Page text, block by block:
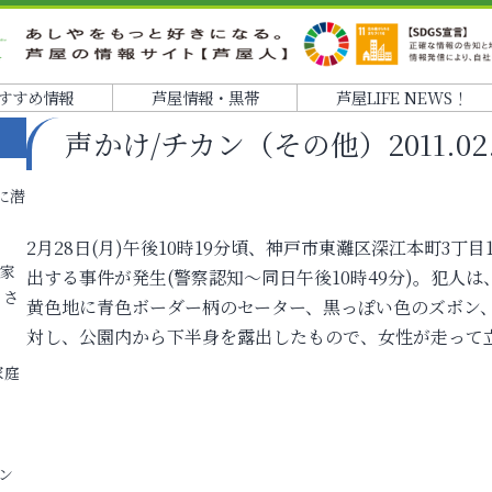
すめ情報 芦屋情報・黒帯 芦屋LIFE NEWS！
声かけ/チカン（その他）
2月28日(月)午後10時19分頃、神戸市東灘区深江本町3丁
出する事件が発生(警察認知～同日午後10時49分)。犯人は
黄色地に青色ボーダー柄のセーター、黒っぽい色のズボン
対し、公園内から下半身を露出したもので、女性が走って
潜